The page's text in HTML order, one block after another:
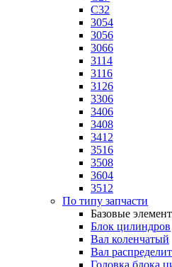
C32
3054
3056
3066
3114
3116
3126
3306
3406
3408
3412
3516
3508
3604
3512
По типу запчасти
Базовые
Блок цилиндров
Вал коленчатый
Вал
Головка блока